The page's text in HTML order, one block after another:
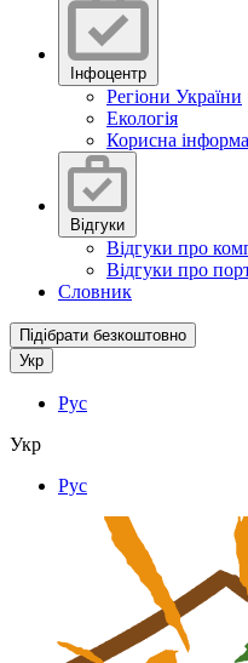
Інфоцентр
Регіони України
Екологія
Корисна
Відгуки
Відгуки про
Відгуки про
Словник
Підібрати безкоштовно
Укр
Рус
Укр
Рус